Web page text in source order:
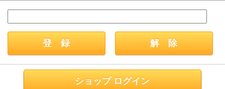
ショップ ログイン